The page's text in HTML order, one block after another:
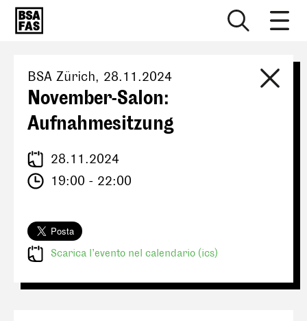
BSA Zürich, 28.11.2024
November-Salon:
Aufnahmesitzung
28.11.2024
19:00 - 22:00
Scarica l’evento nel calendario (ics)